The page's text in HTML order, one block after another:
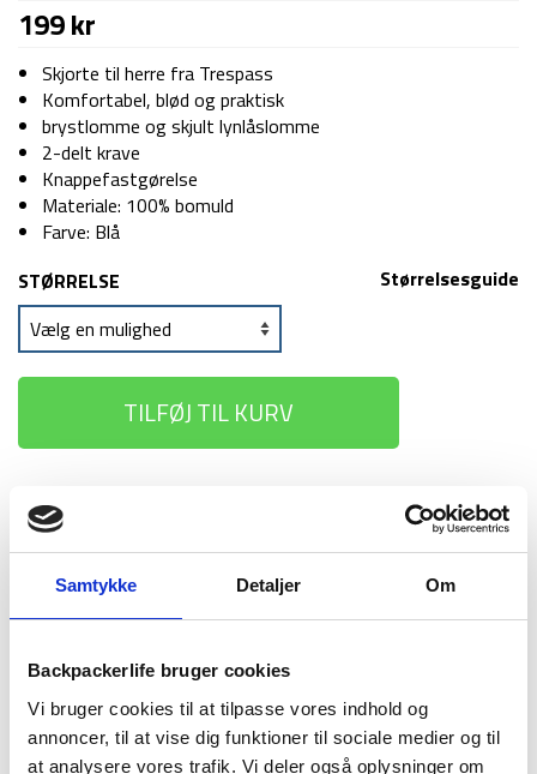
Samtykke Detaljer Om
Backpackerlife bruger cookies
Vi bruger cookies til at tilpasse vores indhold og
annoncer, til at vise dig funktioner til sociale medier og til
at analysere vores trafik. Vi deler også oplysninger om
199kr
Skjorte til herre fra Trespass
Komfortabel, blød og praktisk
brystlomme og skjult lynlåslomme
2-delt krave
Knappefastgørelse
Materiale: 100% bomuld
Farve: Blå
Størrelsesguide
STØRRELSE
TILFØJ TIL KURV
100 dages
returret
BESKRIVELSE
YDERLIGERE INFORMATION
BRAND
FAQ